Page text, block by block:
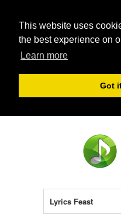
This website uses
the best experience on
Learn more
Got
Lyrics Feast